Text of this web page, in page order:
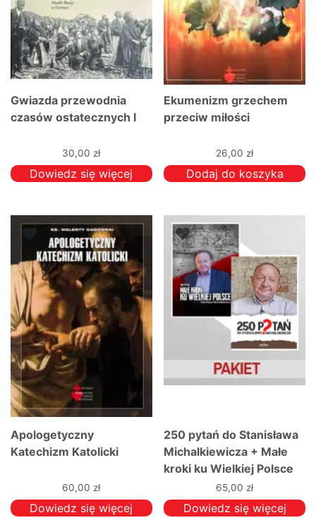
Gwiazda przewodnia
czasów ostatecznych I
30,00 zł
Dowiedz się więcej
Ekumenizm grzechem
przeciw miłości
26,00 zł
Dodaj do koszyka
Apologetyczny
Katechizm Katolicki
60,00zł
Dowiedz się więcej
250 pytań do Stanisława
Michalkiewicza + Małe
kroki ku Wielkiej Polsce
65,00zł
Dowiedz się więcej